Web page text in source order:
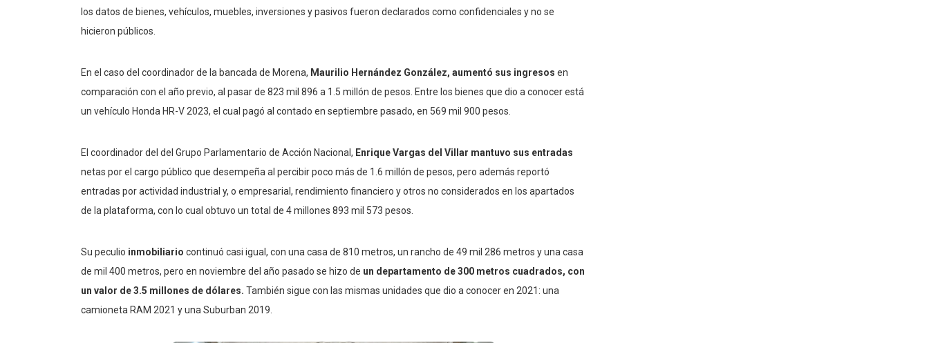
los datos de bienes, vehículos, muebles, inversiones y pasivos fueron declarados como confidenciales y no se
hicieron públicos.
En el caso del coordinador de la bancada de Morena, Maurilio Hernández González, aumentó sus ingresos en
comparación con el año previo, al pasar de 823 mil 896 a 1.5 millón de pesos. Entre los bienes que dio a conocer está
un vehículo Honda HR-V 2023, el cual pagó al contado en septiembre pasado, en 569 mil 900 pesos.
El coordinador del del Grupo Parlamentario de Acción Nacional, Enrique Vargas del Villar mantuvo sus entradas
netas por el cargo público que desempeña al percibir poco más de 1.6 millón de pesos, pero además reportó
entradas por actividad industrial y, o empresarial, rendimiento financiero y otros no considerados en los apartados
de la plataforma, con lo cual obtuvo un total de 4 millones 893 mil 573 pesos.
Su peculio inmobiliario continuó casi igual, con una casa de 810 metros, un rancho de 49 mil 286 metros y una casa
de mil 400 metros, pero en noviembre del año pasado se hizo de un departamento de 300 metros cuadrados, con
un valor de 3.5 millones de dólares. También sigue con las mismas unidades que dio a conocer en 2021: una
camioneta RAM 2021 y una Suburban 2019.